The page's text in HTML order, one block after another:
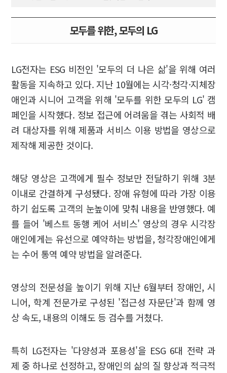
모두를 위한, 모두의 LG
LG전자는 ESG 비전인 '모두의 더 나은 삶'을 위해 여러
활동을 지속하고 있다. 지난 10월에는 시각·청각·지체장
애인과 시니어 고객을 위해 '모두를 위한 모두의 LG' 캠
페인을 시작했다. 정보 접근에 어려움을 겪는 사회적 배
려 대상자를 위해 제품과 서비스 이용 방법을 영상으로
제작해 제공한 것이다.
해당 영상은 고객에게 필수 정보만 전달하기 위해 3분
이내로 간결하게 구성됐다. 장애 유형에 따라 가장 이용
하기 쉽도록 고객의 눈높이에 맞춰 내용을 반영했다. 예
를 들어 '베스트 동행 케어 서비스' 영상의 경우 시각장
애인에게는 유선으로 예약하는 방법을, 청각장애인에게
는 수어 통역 예약 방법을 알려준다.
영상의 전문성을 높이기 위해 지난 6월부터 장애인, 시
니어, 학계 전문가로 구성된 '접근성 자문단'과 함께 영
상 속도, 내용의 이해도 등 검수를 거쳤다.
특히 LG전자는 '다양성과 포용성'을 ESG 6대 전략 과
제 중 하나로 선정하고, 장애인의 삶의 질 향상과 적극적